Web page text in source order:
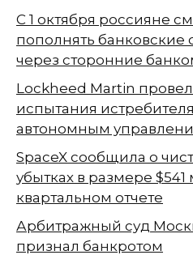
С 1 октября россияне
пополнять банковские
через сторонние
Lockheed Martin
испытания
автономным
SpaceX сообщила о
убытках в размере $541
квартальном отчете
Арбитражный суд
признал банкротом